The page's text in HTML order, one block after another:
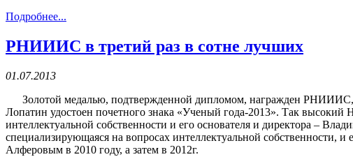
Подробнее...
РНИИИС в третий раз в сотне лучших
01.07.2013
Золотой медалью, подтвержденной дипломом, награжден РНИИИС,
Лопатин удостоен почетного знака «Ученый года-2013». Так высокий
интеллектуальной собственности и его основателя и директора –
специализирующаяся на вопросах интеллектуальной собственности,
Алферовым в 2010 году, а затем в 2012г.